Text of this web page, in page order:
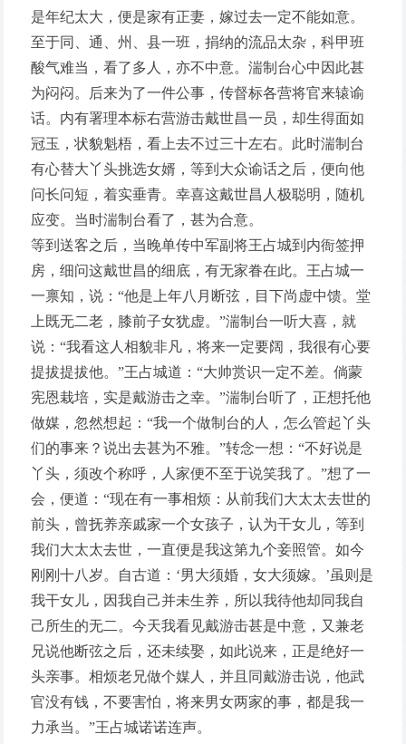
是年纪太大，便是家有正妻，嫁过去一定不能如意。
至于同、通、州、县一班，捐纳的流品太杂，科甲班
酸气难当，看了多人，亦不中意。湍制台心中因此甚
为闷闷。后来为了一件公事，传督标各营将官来辕谕
话。内有署理本标右营游击戴世昌一员，却生得面如
冠玉，状貌魁梧，看上去不过三十左右。此时湍制台
有心替大丫头挑选女婿，等到大众谕话之后，便向他
问长问短，着实垂青。幸喜这戴世昌人极聪明，随机
应变。当时湍制台看了，甚为合意。
等到送客之后，当晚单传中军副将王占城到内衙签押
房，细问这戴世昌的细底，有无家眷在此。王占城一
一禀知，说：“他是上年八月断弦，目下尚虚中馈。堂
上既无二老，膝前子女犹虚。”湍制台一听大喜，就
说：“我看这人相貌非凡，将来一定要阔，我很有心要
提拔提拔他。”王占城道：“大帅赏识一定不差。倘蒙
宪恩栽培，实是戴游击之幸。”湍制台听了，正想托他
做媒，忽然想起：“我一个做制台的人，怎么管起丫头
们的事来？说出去甚为不雅。”转念一想：“不好说是
丫头，须改个称呼，人家便不至于说笑我了。”想了一
会，便道：“现在有一事相烦：从前我们大太太去世的
前头，曾抚养亲戚家一个女孩子，认为干女儿，等到
我们大太太去世，一直便是我这第九个妾照管。如今
刚刚十八岁。自古道：‘男大须婚，女大须嫁。’虽则是
我干女儿，因我自己并未生养，所以我待他却同我自
己所生的无二。今天我看见戴游击甚是中意，又兼老
兄说他断弦之后，还未续娶，如此说来，正是绝好一
头亲事。相烦老兄做个媒人，并且同戴游击说，他武
官没有钱，不要害怕，将来男女两家的事，都是我一
力承当。”王占城诺诺连声。